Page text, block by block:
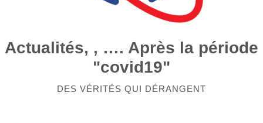
Actualités, , …. Après la période
"covid19"
DES VÉRITÉS QUI DÉRANGENT